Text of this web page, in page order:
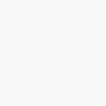
Cao su giảm chấn giúp
Cao su giảm chấn giúp
hiệu quả, xe sẽ di